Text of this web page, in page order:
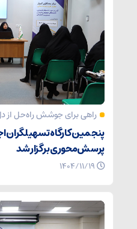
راهی برای جوشش راه‌حل از
پنجمین کارگاه تسهیلگران
پرسش‌محوری برگزار شد